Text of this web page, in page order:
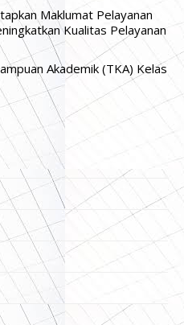
Maklumat Pelayanan
Kualitas Pelayanan
Akademik (TKA) Kelas